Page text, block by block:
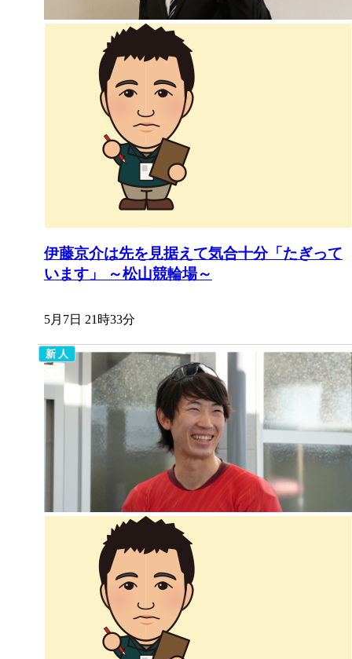
伊藤京介は先を見据えて気合十分「たぎって
います」 ～松山競輪場～
5月7日 21時33分